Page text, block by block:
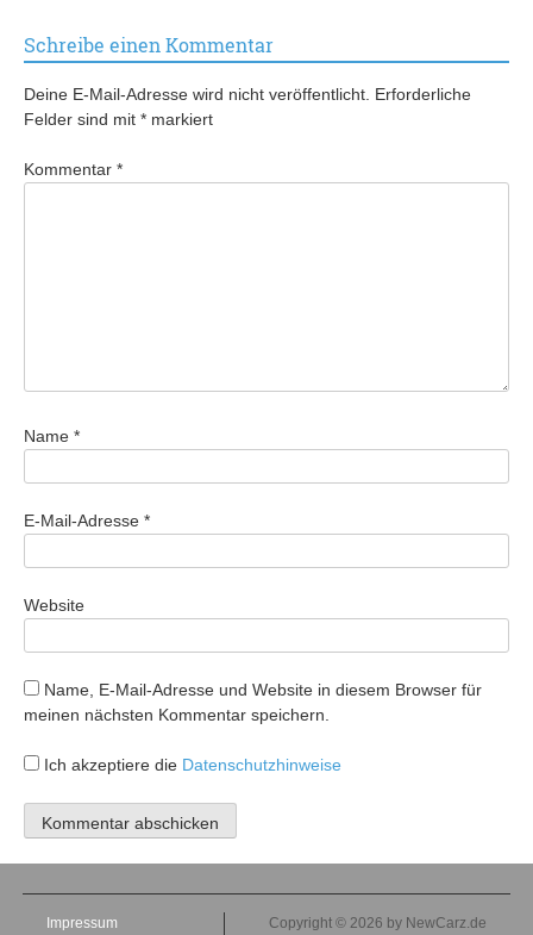
Schreibe einen Kommentar
Deine E-Mail-Adresse wird nicht veröffentlicht. Erforderliche
Felder sind mit * markiert
Kommentar *
Name *
E-Mail-Adresse *
Website
Name, E-Mail-Adresse und Website in diesem Browser für
meinen nächsten Kommentar speichern.
Ich akzeptiere die Datenschutzhinweise
Impressum Copyright © 2026 by NewCarz.de